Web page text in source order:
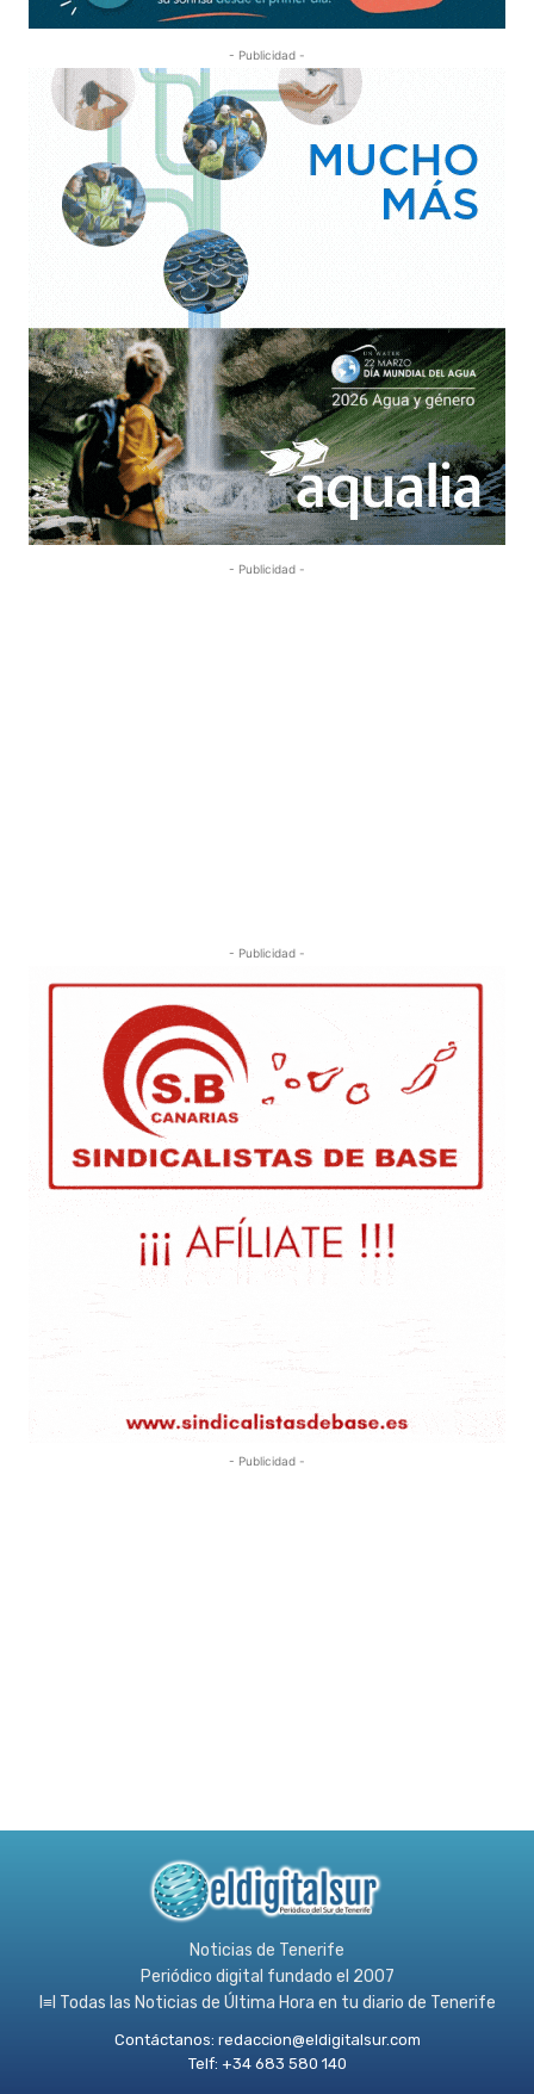
- Publicidad -
- Publicidad -
- Publicidad -
- Publicidad -
Noticias de Tenerife
Periódico digital fundado el 2007
l≡l Todas las Noticias de Última Hora en tu diario de Tenerife
Contáctanos: redaccion@eldigitalsur.com
Telf: +34 683 580 140